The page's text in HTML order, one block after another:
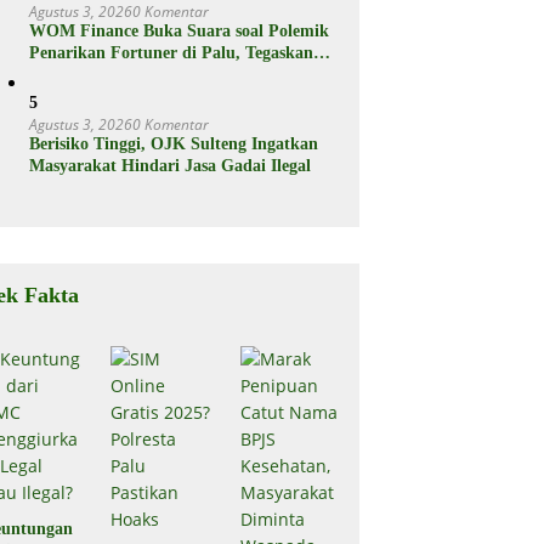
Agustus 3, 20260 Komentar
WOM Finance Buka Suara soal Polemik
Penarikan Fortuner di Palu, Tegaskan
5
Agustus 3, 20260 Komentar
Berisiko Tinggi, OJK Sulteng Ingatkan
Masyarakat Hindari Jasa Gadai Ilegal
Fakta